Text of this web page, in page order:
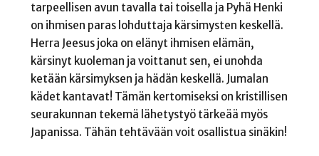
tarpeellisen avun tavalla tai toisella ja Pyhä Henki
on ihmisen paras lohduttaja kärsimysten keskellä.
Herra Jeesus joka on elänyt ihmisen elämän,
kärsinyt kuoleman ja voittanut sen, ei unohda
ketään kärsimyksen ja hädän keskellä. Jumalan
kädet kantavat! Tämän kertomiseksi on kristillisen
seurakunnan tekemä lähetystyö tärkeää myös
Japanissa. Tähän tehtävään voit osallistua sinäkin!